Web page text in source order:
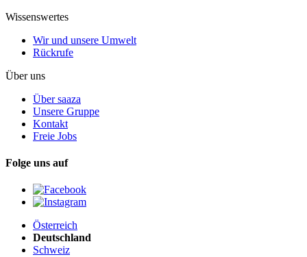
Wissenswertes
Wir und unsere Umwelt
Rückrufe
Über uns
Über saaza
Unsere Gruppe
Kontakt
Freie Jobs
Folge uns auf
Österreich
Deutschland
Schweiz